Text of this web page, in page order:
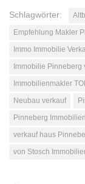
Schlagwörter:
Empfehlung Makler
Immo Immobilie
Immobilie Pinneberg
Immobilienmakler
Neubau verkauf
Pinneberg
verkauf haus
von Stosch